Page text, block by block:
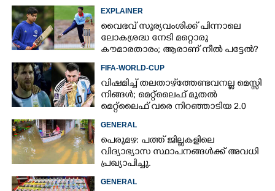
EXPLAINER
വൈഭവ് സൂര്യവംശിക്ക് പിന്നാലെ
ലോകശ്രദ്ധ നേടി മറ്റൊരു
കൗമാരതാരം; ആരാണ് നീൽ പട്ടേൽ?
FIFA-WORLD-CUP
വിഷമിച്ച് തലതാഴ്‌ത്തേണ്ടവനല്ല മെസ്സി
നിങ്ങള്‍; മെറ്റ്‌ലൈഫ് മുതല്‍
മെറ്റ്‌ലൈഫ് വരെ നിറഞ്ഞാടിയ 2.0
GENERAL
പെരുമഴ: പത്ത് ജില്ലകളിലെ
വിദ്യാഭ്യാസ സ്ഥാപനങ്ങൾക്ക് അവധി
പ്രഖ്യാപിച്ചു.
GENERAL